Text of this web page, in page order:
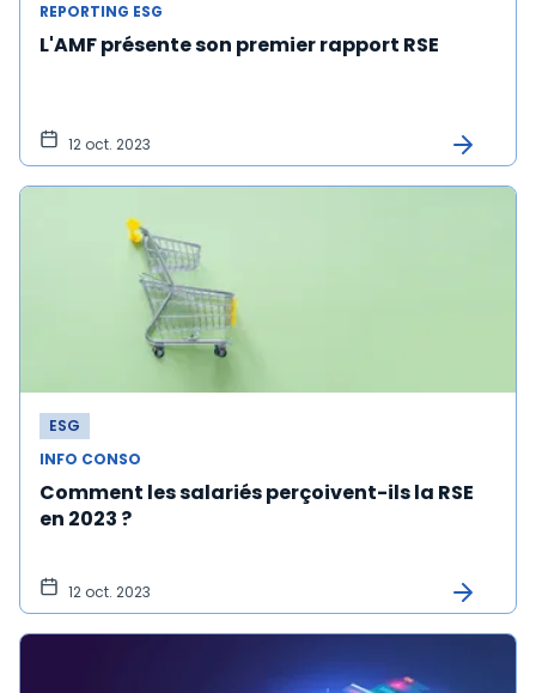
REPORTING ESG
L'AMF présente son premier rapport RSE
12 oct. 2023
ESG
INFO CONSO
Comment les salariés perçoivent-ils la RSE
en 2023 ?
12 oct. 2023